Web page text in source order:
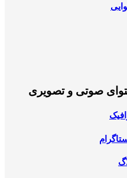
صوتی و تصویری